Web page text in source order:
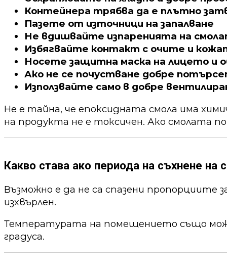
Контейнера трябва да е плътно
Пазете от източници на запалване
Не вдишвайте изпаренията на
Избягвайте контакт с очите и
Носете защитна маска на лицето и
Ако не се почустване добре
Използвайте само в добре
Не е тайна, че епоксидната смола има
на продукта не е токсичен. Ако смолата
Какво става ако периода на съхнене
Възможно е да не са спазени пропорциите
изхвърлен.
Температурата на помещението също
градуса.